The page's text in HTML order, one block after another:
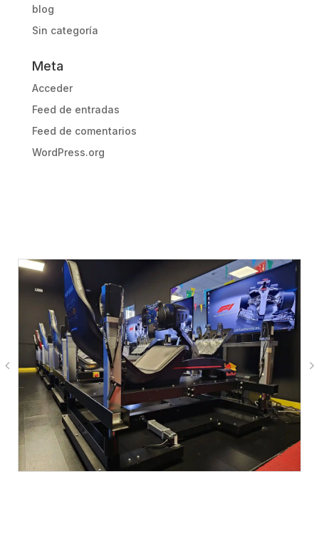
blog
Sin categoría
Meta
Acceder
Feed de entradas
Feed de comentarios
WordPress.org